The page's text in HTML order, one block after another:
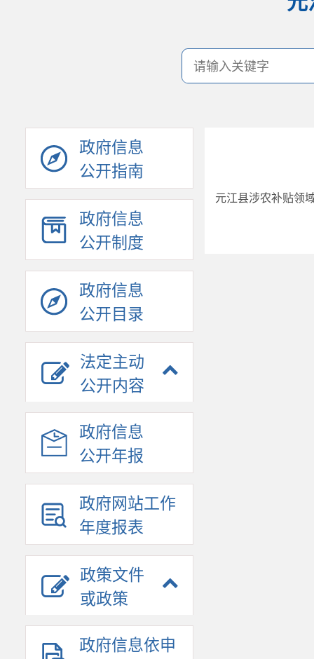
政府信息
公开指南
政府信息
公开制度
政府信息
公开目录
法定主动
公开内容
政府信息
公开年报
政府网站工作
年度报表
政策文件
或政策
政府信息依申
元江县涉农补贴领